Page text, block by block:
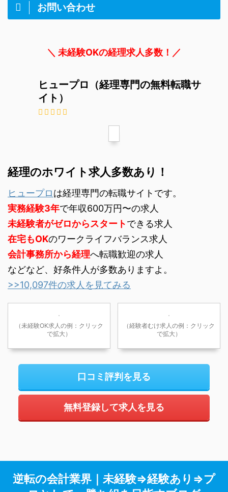
お問い合わせ
＼ 未経験OKの経理求人多数！／
ヒュープロ（経理専門の無料転職サ
イト）
経理のホワイト求人多数あり！
ヒュープロは経理専門の転職サイトです。
実務経験3年で年収600万円〜の求人
未経験者がゼロからスタートできる求人
在宅もOKのワークライフバランス求人
会計事務所から経理へ転職歓迎の求人
などなど、好条件人が多数ありますよ。
>>10,097件の求人を見てみる
（未経験OK求人の例：クリック
で拡大）
（経験者むけ求人の例：クリック
で拡大）
口コミ評判を見る
無料登録して求人を見る
逆転の会計業界｜未経験⇒経験あり⇒プ